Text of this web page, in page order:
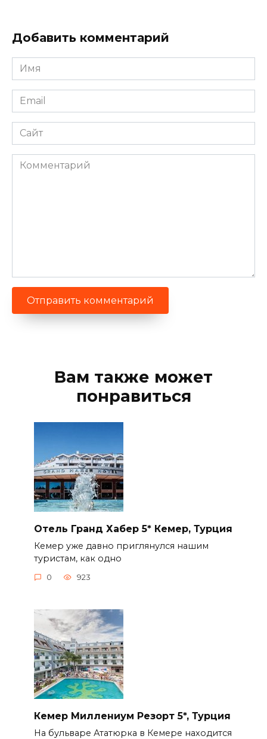
Добавить комментарий
Имя
*
Email
*
Сайт
Комментарий
Вам также может
понравиться
Отель Гранд Хабер 5* Кемер, Турция
Кемер уже давно приглянулся нашим
туристам, как одно
0 923
Кемер Миллениум Резорт 5*, Турция
На бульваре Ататюрка в Кемере находится